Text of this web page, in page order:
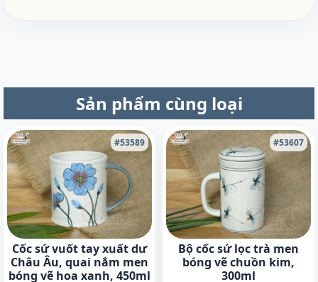
Sản phẩm cùng loại
#53589
Cốc sứ vuốt tay xuất dư
Châu Âu, quai nắm men
bóng vẽ hoa xanh, 450ml
#53607
Bộ cốc sứ lọc trà men
bóng vẽ chuồn kim,
300ml